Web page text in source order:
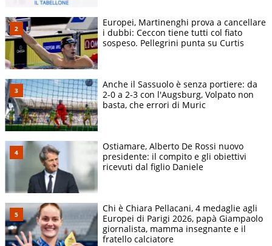
Europei, Martinenghi prova a cancellare
i dubbi: Ceccon tiene tutti col fiato
sospeso. Pellegrini punta su Curtis
Anche il Sassuolo è senza portiere: da
2-0 a 2-3 con l'Augsburg, Volpato non
basta, che errori di Muric
Ostiamare, Alberto De Rossi nuovo
presidente: il compito e gli obiettivi
ricevuti dal figlio Daniele
Chi è Chiara Pellacani, 4 medaglie agli
Europei di Parigi 2026, papà Giampaolo
giornalista, mamma insegnante e il
fratello calciatore